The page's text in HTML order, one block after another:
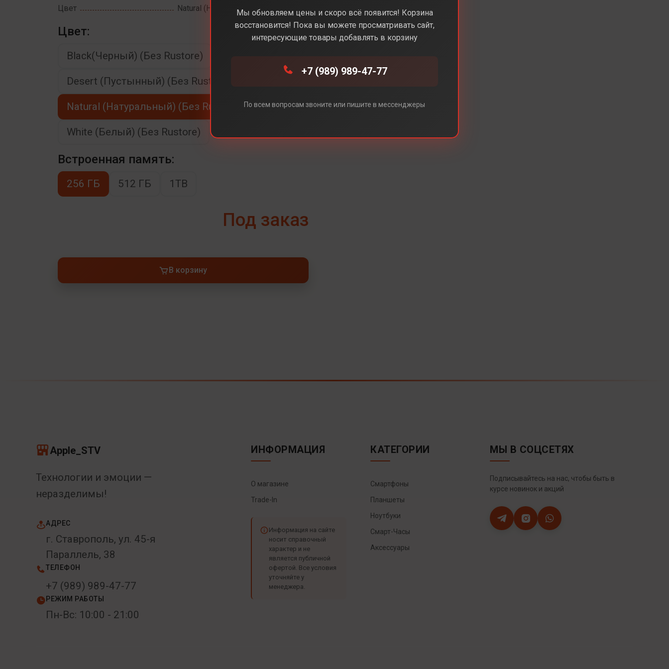
Цвет Natural (Натуральный) (Без Rustore)
Цвет:
Black(Черный) (Без Rustore)
Desert (Пустынный) (Без Rustore)
Natural (Натуральный) (Без Rustore)
White (Белый) (Без Rustore)
Встроенная память:
256 ГБ 512 ГБ 1TB
Под заказ
В корзину
Apple_STV
Технологии и эмоции —
неразделимы!
АДРЕС
г. Ставрополь, ул. 45-я
Параллель, 38
ТЕЛЕФОН
+7 (989) 989-47-77
РЕЖИМ РАБОТЫ
Пн-Вс: 10:00 - 21:00
ИНФОРМАЦИЯ
О магазине
Trade-In
Информация на сайте
носит справочный
характер и не
является публичной
офертой. Все условия
уточняйте у
менеджера.
КАТЕГОРИИ
Смартфоны
Планшеты
Ноутбуки
Смарт-Часы
Аксессуары
МЫ В СОЦСЕТЯХ
Подписывайтесь на нас, чтобы быть в
курсе новинок и акций
Мы обновляем цены и скоро всё появится! Корзина
восстановится! Пока вы можете просматривать сайт,
интересующие товары добавлять в корзину
+7 (989) 989-47-77
По всем вопросам звоните или пишите в мессенджеры